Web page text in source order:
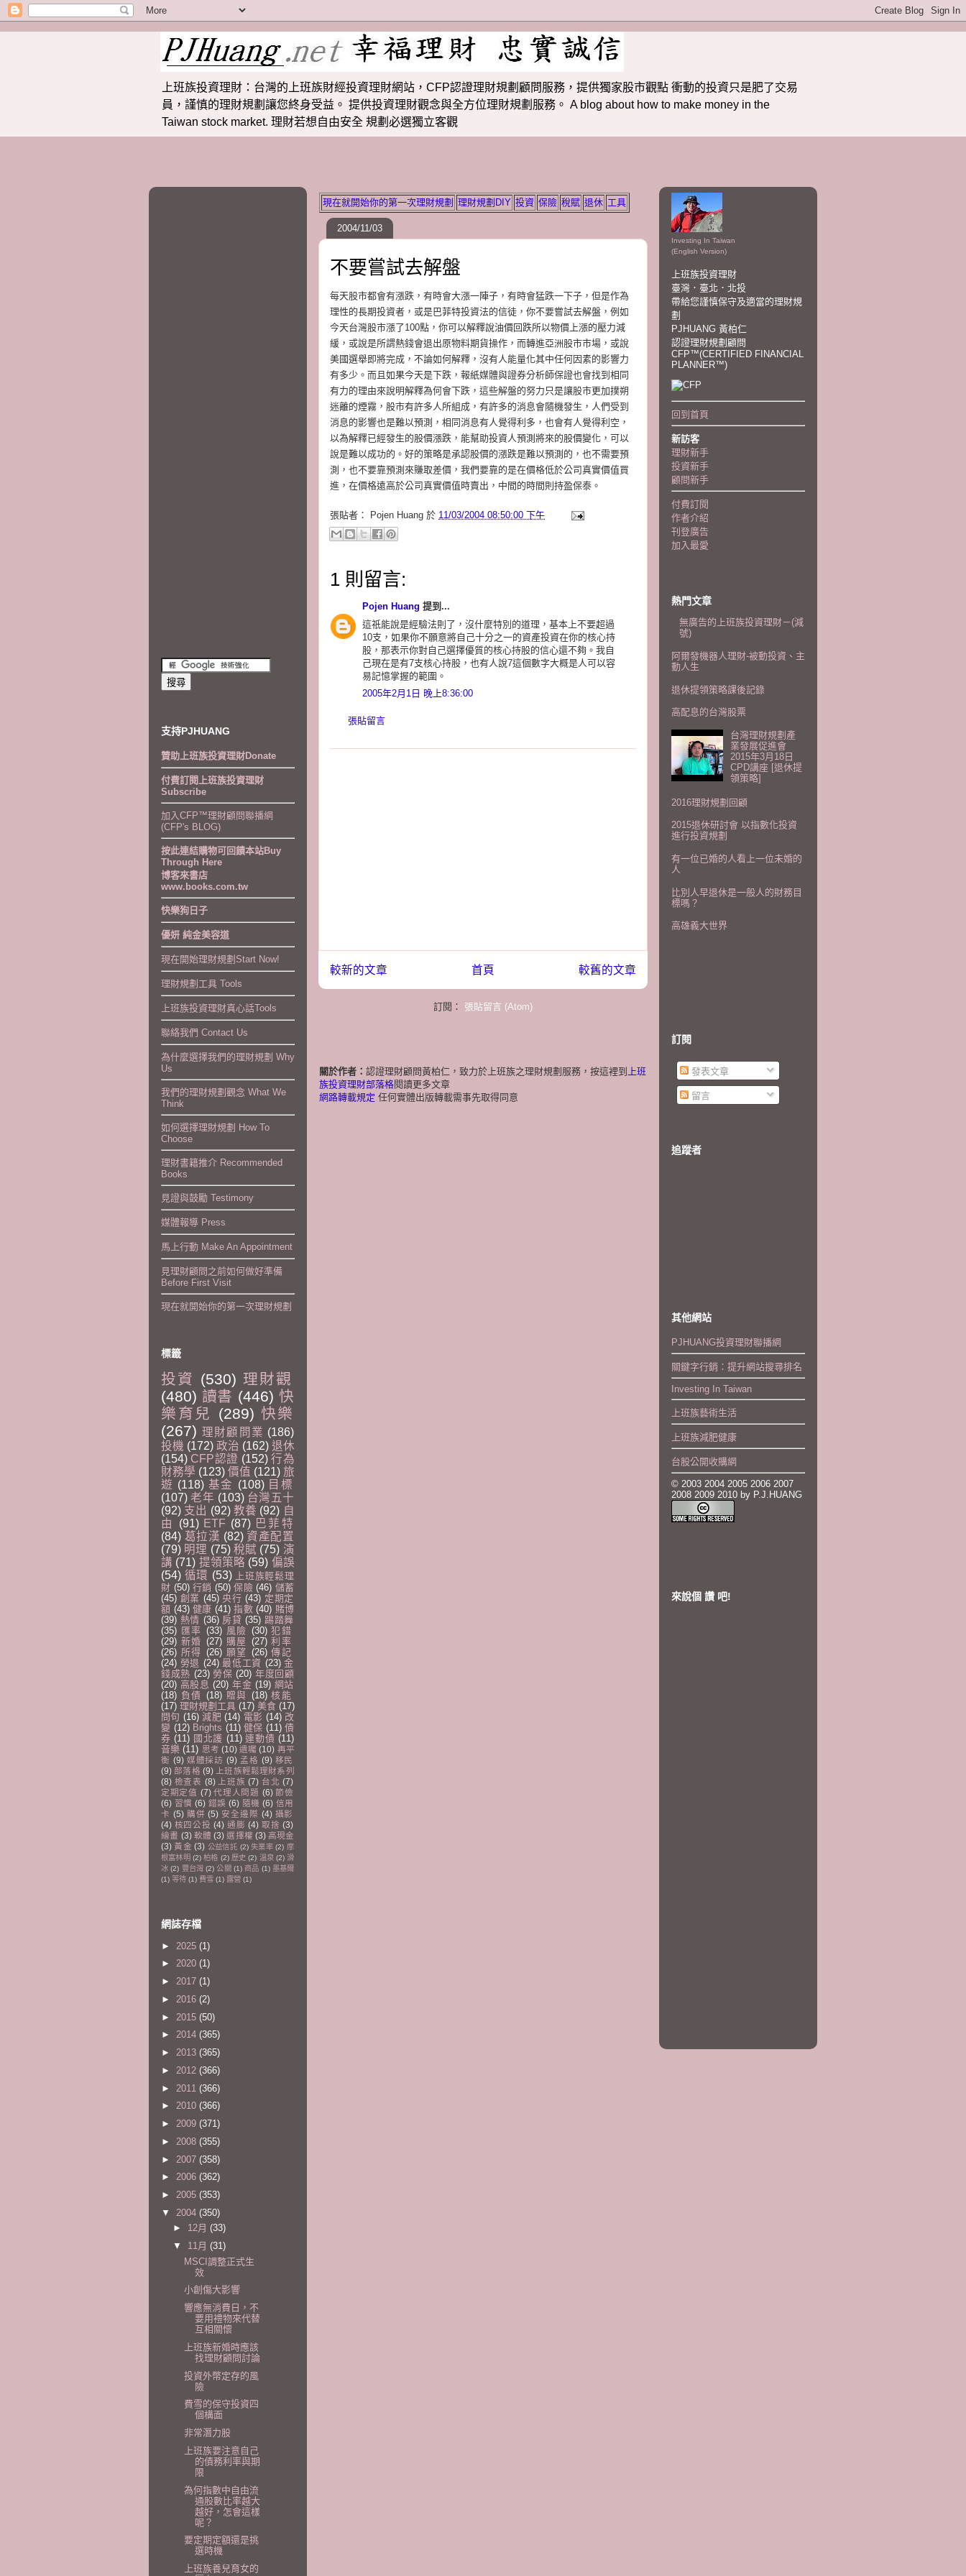
上班族投資理財：台灣的上班族財經投資理財網站，CFP認證理財規劃顧問服務，提供獨家股市觀點 衝動的投資只是肥了交易
員，謹慎的理財規劃讓您終身受益。 提供投資理財觀念與全方位理財規劃服務。 A blog about how to make money in the
Taiwan stock market. 理財若想自由安全 規劃必選獨立客觀
現在就開始你的第一次理財規劃 理財規劃DIY 投資 保險 稅賦 退休 工具
2004/11/03
不要嘗試去解盤
每天股市都會有漲跌，有時會大漲一陣子，有時會猛跌一下子，但是作為
理性的長期投資者，或是巴菲特投資法的信徒，你不要嘗試去解盤，例如
今天台灣股市漲了100點，你可以解釋說油價回跌所以物價上漲的壓力減
緩，或說是所謂熱錢會退出原物料期貨操作，而轉進亞洲股市市場，或說
美國選舉即將完成，不論如何解釋，沒有人能量化其中任何因素的影響力
有多少。而且如果今天是下跌，報紙媒體與證券分析師保證也會找到相同
有力的理由來說明解釋為何會下跌，這些解盤的努力只是讓股市更加撲朔
迷離的煙霧，股市有許多人所組成，有許多的消息會隨機發生，人們受到
消息的影響也是難以預測，相同消息有人覺得利多，也會有人覺得利空，
以為解釋已經發生的股價漲跌，能幫助投資人預測將來的股價變化，可以
說是難以成功的。好的策略是承認股價的漲跌是難以預測的，也不需要預
測，也不要靠預測來賺取差價，我們要靠的是在價格低於公司真實價值買
進，在價格遠高於公司真實價值時賣出，中間的時間則持盈保泰。
張貼者： Pojen Huang 於 11/03/2004 08:50:00 下午
1 則留言:
Pojen Huang 提到...
這祇能說是經驗法則了，沒什麼特別的道理，基本上不要超過
10支，如果你不願意將自己十分之一的資產投資在你的核心持
股，那表示你對自己選擇優質的核心持股的信心還不夠。我自
己現在是有7支核心持股，也有人說7這個數字大概是人可以容
易記憶掌握的範圍。
2005年2月1日 晚上8:36:00
張貼留言
較新的文章 較舊的文章
首頁
訂閱： 張貼留言 (Atom)
關於作者： 認證理財顧問黃柏仁，致力於上班族之理財規劃服務，按這裡到 上班
族投資理財部落格閱讀更多文章
網路轉載規定 任何實體出版轉載需事先取得同意
支持PJHUANG
贊助上班族投資理財Donate
付費訂閱上班族投資理財
Subscribe
加入CFP™理財顧問聯播網
(CFP's BLOG)
按此連結購物可回饋本站Buy
Through Here
博客來書店
www.books.com.tw
快樂狗日子
優妍 純金美容道
現在開始理財規劃Start Now!
理財規劃工具 Tools
上班族投資理財真心話Tools
聯絡我們 Contact Us
為什麼選擇我們的理財規劃 Why
Us
我們的理財規劃觀念 What We
Think
如何選擇理財規劃 How To
Choose
理財書籍推介 Recommended
Books
見證與鼓勵 Testimony
媒體報導 Press
馬上行動 Make An Appointment
見理財顧問之前如何做好準備
Before First Visit
現在就開始你的第一次理財規劃
標籤
投資 (530) 理財觀
(480) 讀書 (446) 快
樂育兒
(289) 快樂
(267) 理財顧問業 (186)
投機 (172) 政治 (162) 退休
(154) CFP認證 (152) 行為
財務學 (123) 價值 (121) 旅
遊 (118) 基金 (108) 目標
(107) 老年 (103) 台灣五十
(92) 支出 (92) 教養 (92) 自
由
(91) ETF (87) 巴菲特
(84) 葛拉漢 (82) 資產配置
(79) 明理 (75) 稅賦 (75) 演
講 (71) 提領策略 (59) 偏誤
(54) 循環 (53)
上班族輕鬆理
財 (50) 行銷 (50) 保險 (46) 儲蓄
(45) 創業 (45) 央行 (43) 定期定
額 (43) 健康 (41) 指數 (40) 賭博
(39) 熱情 (36) 房貸 (35) 踢踏舞
(35) 匯率 (33) 風險 (30) 犯錯
(29) 新婚 (27) 購屋 (27) 利率
(26) 所得 (26) 願望 (26) 傳記
(24) 勞退 (24) 最低工資 (23) 金
錢成熟 (23) 勞保 (20) 年度回顧
(20) 高股息 (20) 年金 (19) 網站
(18) 負債 (18) 贈與 (18) 核能
(17) 理財規劃工具 (17) 美食 (17)
問句 (16) 減肥 (14) 電影 (14) 改
變 (12) Brights (11) 健保 (11) 債
券 (11) 國北護 (11) 連動債 (11)
音樂 (11) 思考 (10) 遺囑 (10) 再平
衡 (9) 媒體採訪 (9) 孟格 (9) 移民
(9) 部落格 (9)
上班族輕鬆理財系列
(8) 檢查表 (8) 上班族 (7) 台北 (7)
定期定值 (7) 代理人問題 (6) 節儉
(6) 習慣 (6) 錯誤 (6) 隨機 (6) 信用
卡 (5) 購併 (5) 安全邊際 (4) 攝影
(4) 核四公投 (4) 通膨 (4) 取捨 (3)
繪畫 (3) 軟體 (3) 選擇權 (3) 高現金
(3) 黃金 (3) 公益信託 (2) 失業率 (2) 摩
根富林明 (2) 柏格 (2) 歷史 (2) 溫泉 (2) 滑
冰 (2) 豐台灣 (2) 公關 (1) 商品 (1) 墨基爾
(1) 等待 (1) 費雪 (1) 露營 (1)
網誌存檔
► 2025 (1)
► 2020 (1)
► 2017 (1)
► 2016 (2)
► 2015 (50)
► 2014 (365)
► 2013 (365)
► 2012 (366)
► 2011 (366)
► 2010 (366)
► 2009 (371)
► 2008 (355)
► 2007 (358)
► 2006 (362)
► 2005 (353)
▼ 2004 (350)
► 12月 (33)
▼ 11月 (31)
MSCI調整正式生
效
小創傷大影響
響應無消費日，不
要用禮物來代替
互相關懷
上班族新婚時應該
找理財顧問討論
投資外幣定存的風
險
費雪的保守投資四
個構面
非常潛力股
上班族要注意自己
的債務利率與期
限
為何指數中自由流
通股數比率越大
越好，怎會這樣
呢？
要定期定額還是挑
選時機
上班族養兒育女的
Investing In Taiwan
(English Version)
上班族投資理財
臺灣．臺北．北投
帶給您謹慎保守及適當的理財規
劃
PJHUANG 黃柏仁
認證理財規劃顧問
CFP™(CERTIFIED FINANCIAL
PLANNER™)
回到首頁
新訪客
理財新手
投資新手
顧問新手
付費訂閱
作者介紹
刊登廣告
加入最愛
熱門文章
無廣告的上班族投資理財－(減
號)
阿爾發機器人理財-被動投資、主
動人生
退休提領策略課後記錄
高配息的台灣股票
台灣理財規劃產
業發展促進會
2015年3月18日
CPD講座 [退休提
領策略]
2016理財規劃回顧
2015退休研討會 以指數化投資
進行投資規劃
有一位已婚的人看上一位未婚的
人
比別人早退休是一般人的財務目
標嗎？
高雄義大世界
訂閱
發表文章
留言
追蹤者
其他網站
PJHUANG投資理財聯播網
關鍵字行銷：提升網站搜尋排名
Investing In Taiwan
上班族藝術生活
上班族減肥健康
台股公開收購網
© 2003 2004 2005 2006 2007
2008 2009 2010 by P.J.HUANG
來說個 讚 吧!